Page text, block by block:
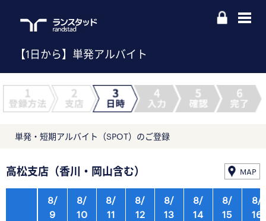
【1日から】単発アルバイト
単発・短期アルバイト（SPOT）のご登録
高松支店（香川・岡山含む） MAP
8/
9
8/
10
8/
11
8/
12
8/
13
8/
14
8/
15
8/
16